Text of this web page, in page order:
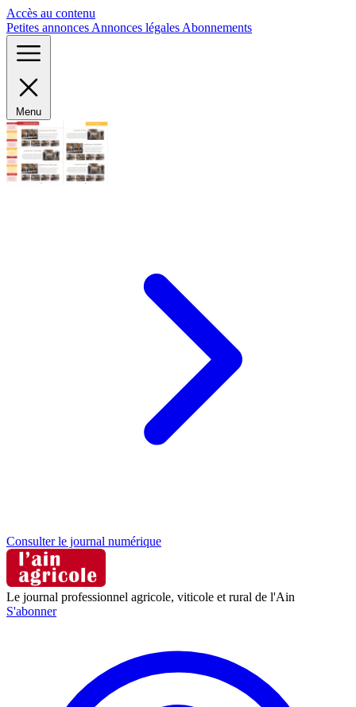
Accès au contenu
Petites annonces Annonces légales Abonnements
Menu
Consulter le journal numérique
Le journal professionnel agricole, viticole et rural de l'Ain
S'abonner
Panneau de gestion des cookies